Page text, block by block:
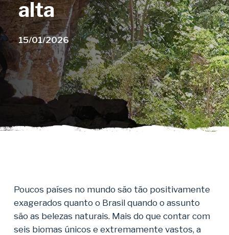
alta
15/01/2026
Poucos países no mundo são tão positivamente
exagerados quanto o Brasil quando o assunto
são as belezas naturais. Mais do que contar com
seis biomas únicos e extremamente vastos, a